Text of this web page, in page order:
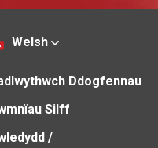
Welsh
Ddogfennau
Silff
/